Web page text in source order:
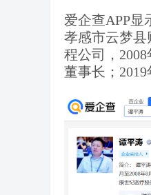
爱企查APP显
孝感市云梦县
程公司，
董事长；